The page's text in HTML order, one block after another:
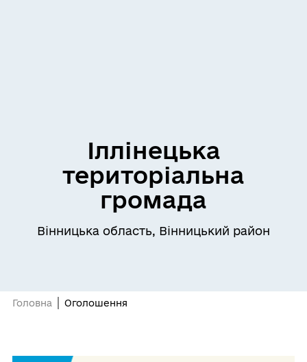
Іллінецька
територіальна
громада
Вінницька область, Вінницький район
Головна Оголошення